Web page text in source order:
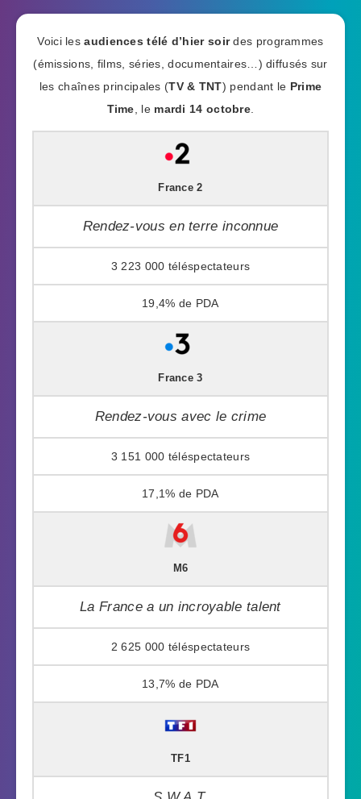
Voici lesaudiences télé d’hier soirdes programmes
(émissions, films, séries, documentaires…) diffusés sur
les chaînes principales (TV & TNT) pendant le Prime
Time , le mardi 14 octobre
France 2
Rendez-vous en terre inconnue
3 223 000
19,4%
France 3
Rendez-vous avec le crime
3 151 000
17,1%
M6
La France a un incroyable talent
2 625 000
13,7%
TF1